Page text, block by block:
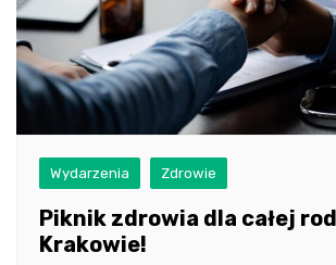
Wydarzenia Zdrowie
Piknik zdrowia dla całej
Krakowie!